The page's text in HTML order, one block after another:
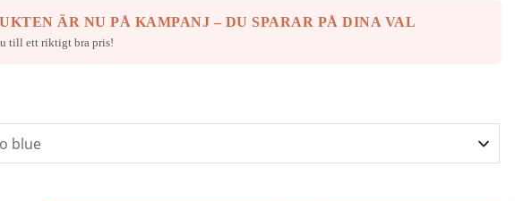
ÄR NU PÅ KAMPANJ – DU SPARAR PÅ DINA VAL
till ett riktigt bra pris!